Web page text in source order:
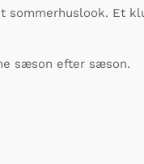
Et
sæson efter sæson.